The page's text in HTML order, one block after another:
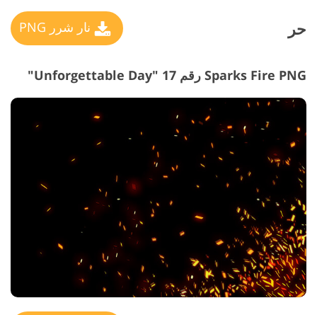
حر نار شرر PNG
Sparks Fire PNG رقم 17 "Unforgettable Day"